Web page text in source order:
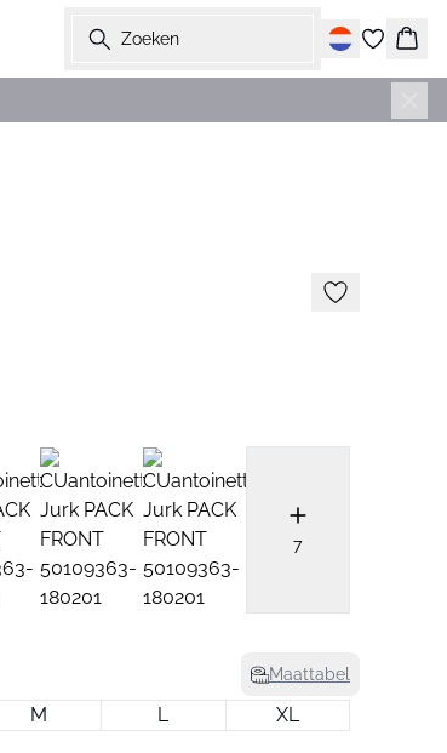
Zoeken
7
Maattabel
M L
XL